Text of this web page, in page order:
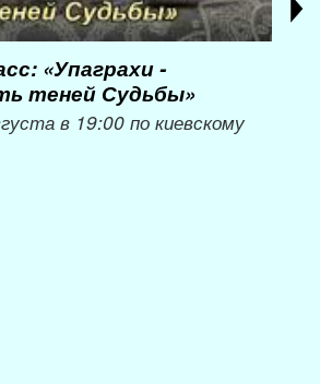
«Упаграхи -
теней Судьбы»
в 19:00 по киевскому